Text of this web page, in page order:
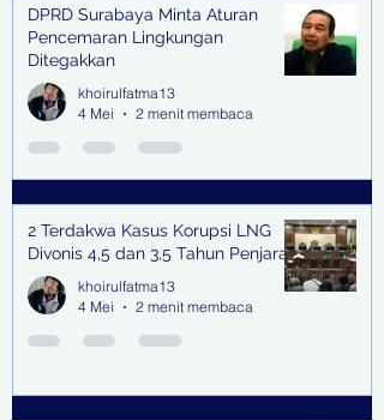
DPRD Surabaya Minta Aturan
Pencemaran Lingkungan
Ditegakkan
khoirulfatma13
4 Mei
2 menit membaca
2 Terdakwa Kasus Korupsi LNG
Divonis 4,5 dan 3,5 Tahun Penjara
khoirulfatma13
4 Mei
2 menit membaca